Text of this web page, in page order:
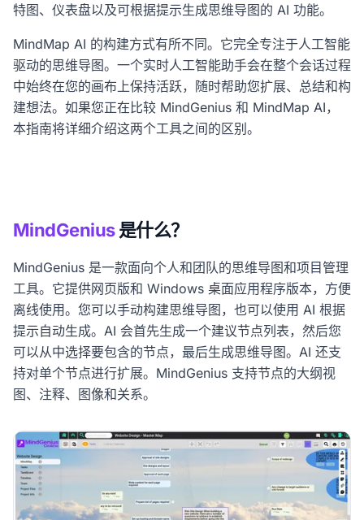
特图、仪表盘以及可根据提示生成思维导图的 AI 功能。
MindMap AI 的构建方式有所不同。它完全专注于人工智能
驱动的思维导图。一个实时人工智能助手会在整个会话过程
中始终在您的画布上保持活跃，随时帮助您扩展、总结和构
建想法。如果您正在比较 MindGenius 和 MindMap AI，
本指南将详细介绍这两个工具之间的区别。
MindGenius是什么？
MindGenius 是一款面向个人和团队的思维导图和项目管理
工具。它提供网页版和 Windows 桌面应用程序版本，方便
离线使用。您可以手动构建思维导图，也可以使用 AI 根据
提示自动生成。AI 会首先生成一个建议节点列表，然后您
可以从中选择要包含的节点，最后生成思维导图。AI 还支
持对单个节点进行扩展。MindGenius 支持节点的大纲视
图、注释、图像和关系。